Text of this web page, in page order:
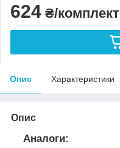
624 ₴/комплект
Опис Характеристики
Опис
Аналоги: